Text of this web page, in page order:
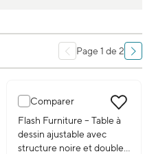
Page 1 de 2
Table de lit réglable à roulettes
Comparer
Image du produit: Flash
Flash Furniture – Table à
dessin ajustable avec
structure noire et doubles